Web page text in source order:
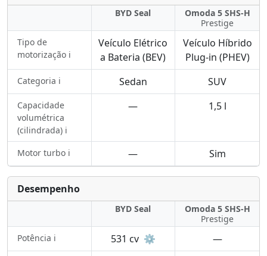
BYD Seal
Omoda 5 SHS-H
Prestige
Tipo de
motorização ℹ️
Veículo Elétrico
a Bateria (BEV)
Veículo Híbrido
Plug-in (PHEV)
Categoria ℹ️ Sedan SUV
Capacidade
volumétrica
(cilindrada) ℹ️
— 1,5 l
Motor turbo ℹ️ — Sim
Desempenho
BYD Seal
Omoda 5 SHS-H
Prestige
Potência ℹ️
531 cv ⚙️ —